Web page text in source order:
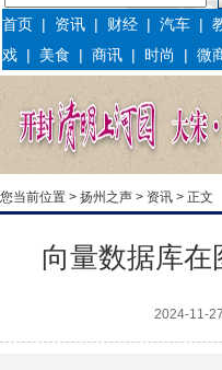
首页 | 资讯 | 财经 |汽车 |
戏 | 美食 |商讯 | 时尚 |微
您当前位置 > 扬州之声 > 资讯 > 正文
向量数据库在
2024-11-